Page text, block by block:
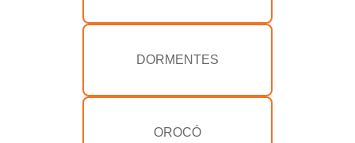
DORMENTES
OROCÓ